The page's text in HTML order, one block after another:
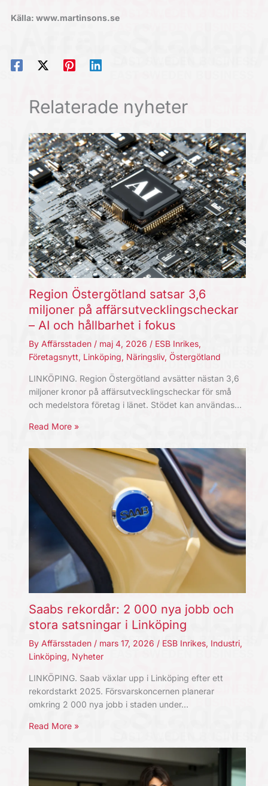
Källa: www.martinsons.se
Relaterade nyheter
Region Östergötland satsar 3,6
miljoner på affärsutvecklingscheckar
– AI och hållbarhet i fokus
By Affärsstaden / maj 4, 2026 / ESB Inrikes,
Företagsnytt, Linköping, Näringsliv, Östergötland
LINKÖPING. Region Östergötland avsätter nästan 3,6
miljoner kronor på affärsutvecklingscheckar för små
och medelstora företag i länet. Stödet kan användas…
Read More »
Saabs rekordår: 2 000 nya jobb och
stora satsningar i Linköping
By Affärsstaden / mars 17, 2026 / ESB Inrikes, Industri,
Linköping, Nyheter
LINKÖPING. Saab växlar upp i Linköping efter ett
rekordstarkt 2025. Försvarskoncernen planerar
omkring 2 000 nya jobb i staden under…
Read More »